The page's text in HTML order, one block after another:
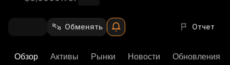
Обменять Отчет
Обзор Активы Рынки Новости Обновления